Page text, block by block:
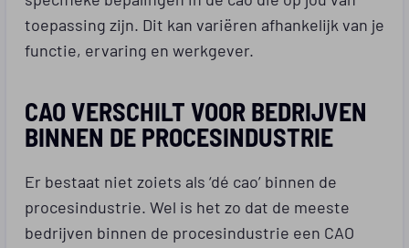
toepassing zijn. Dit kan variëren afhankelijk van je
functie, ervaring en werkgever.
CAO VERSCHILT VOOR BEDRIJVEN
BINNEN DE PROCESINDUSTRIE
Er bestaat niet zoiets als ‘dé cao’ binnen de
procesindustrie. Wel is het zo dat de meeste
bedrijven binnen de procesindustrie een CAO